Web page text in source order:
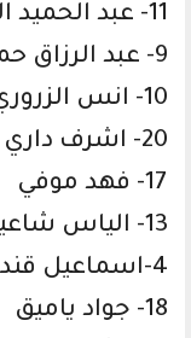
11- عبد الحميد الصابري
9- عبد الرزاق حمد الله
10- انس الزروري
20- اشرف داري
17- فهد موفي
13- الياس شاعير
4-اسماعيل قندوس
18- جواد ياميق